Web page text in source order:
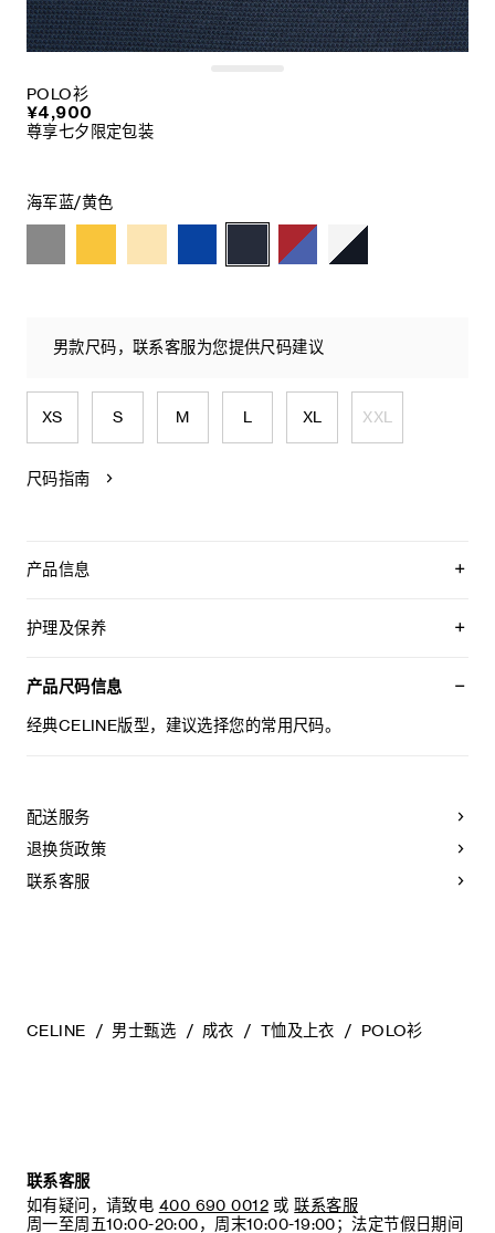
POLO衫
¥4,900
尊享七夕限定包装
海军蓝/黄色
男款尺码，联系客服为您提供尺码建议
XS S M L XL XXL
尺码指南
产品信息
TRIOMPHE刺绣
袖口罗纹饰边
葡萄牙制造
护理及保养
仅使用不含漂白剂的洗衣产品。
悬挂晾干，无需脱水。
产品尺码信息
经典CELINE版型，建议选择您的常用尺码。
配送服务
退换货政策
联系客服
CELINE 男士甄选 成衣 T恤及上衣 POLO衫
联系客服
如有疑问，请致电 400 690 0012 或 联系客服
周一至周五10:00-20:00，周末10:00-19:00；法定节假日期间